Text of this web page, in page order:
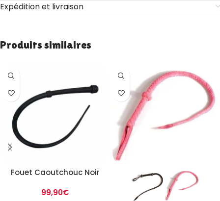
Expédition et livraison
Produits similaires
Fouet Caoutchouc Noir
99,90€